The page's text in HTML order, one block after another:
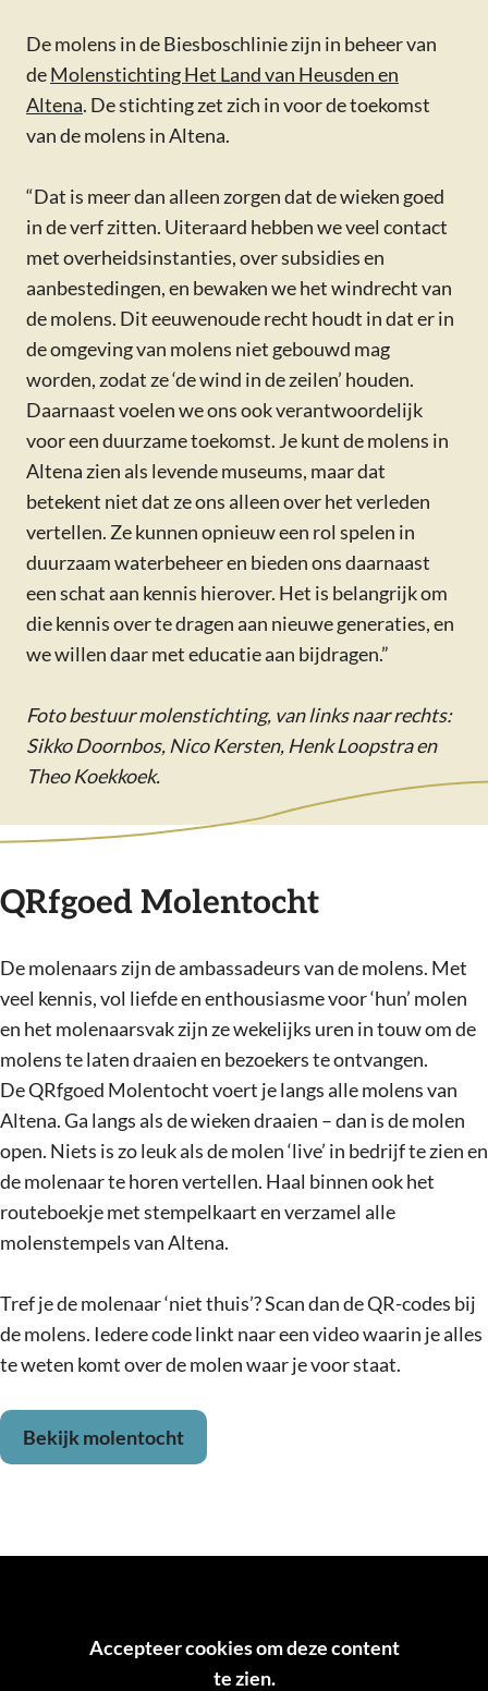
De molens in de Biesboschlinie zijn in beheer van
deMolenstichting Het Land van Heusden en
Altena. De stichting zet zich in voor de toekomst
van de molens in Altena.
“Dat is meer dan alleen zorgen dat de wieken goed
in de verf zitten. Uiteraard hebben we veel contact
met overheidsinstanties, over subsidies en
aanbestedingen, en bewaken we het windrecht van
de molens. Dit eeuwenoude recht houdt in dat er in
de omgeving van molens niet gebouwd mag
worden, zodat ze ‘de wind in de zeilen’ houden.
Daarnaast voelen we ons ook verantwoordelijk
voor een duurzame toekomst. Je kunt de molens in
Altena zien als levende museums, maar dat
betekent niet dat ze ons alleen over het verleden
vertellen. Ze kunnen opnieuw een rol spelen in
duurzaam waterbeheer en bieden ons daarnaast
een schat aan kennis hierover. Het is belangrijk om
die kennis over te dragen aan nieuwe generaties, en
we willen daar met educatie aan bijdragen.”
Foto bestuur molenstichting, van links naar rechts:
Sikko Doornbos, Nico Kersten, Henk Loopstra en
Theo Koekkoek.
QRfgoed Molentocht
De molenaars zijn de ambassadeurs van de molens. Met
veel kennis, vol liefde en enthousiasme voor ‘hun’ molen
en het molenaarsvak zijn ze wekelijks uren in touw om de
molens te laten draaien en bezoekers te ontvangen.
De QRfgoed Molentocht voert je langs alle molens van
Altena. Ga langs als de wieken draaien – dan is de molen
open. Niets is zo leuk als de molen ‘live’ in bedrijf te zien en
de molenaar te horen vertellen. Haal binnen ook het
routeboekje met stempelkaart en verzamel alle
molenstempels van Altena.
Tref je de molenaar ‘niet thuis’? Scan dan de QR-codes bij
de molens. Iedere code linkt naar een video waarin je alles
te weten komt over de molen waar je voor staat.
Bekijk molentocht
Accepteer cookies om deze content
te zien.